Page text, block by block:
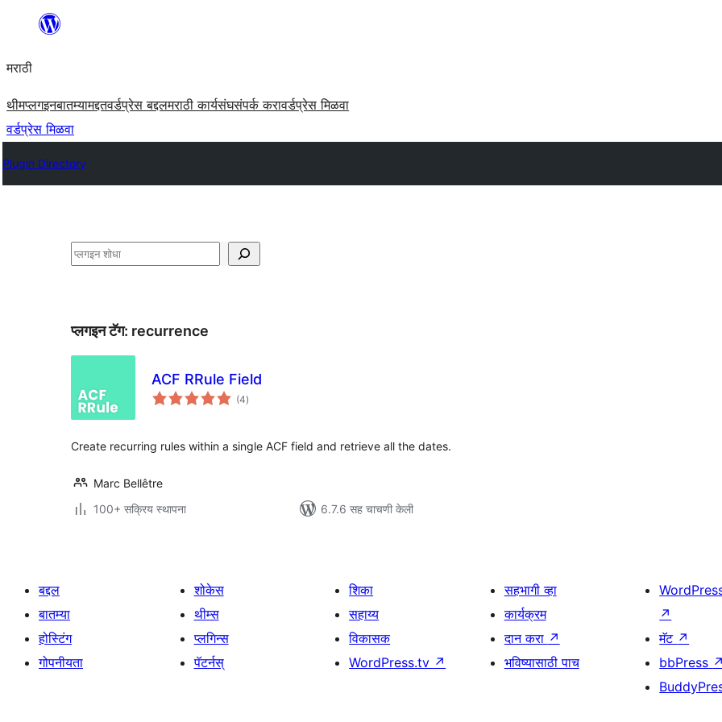
सामुग्रीवर
मराठी
थीमप्लगइनबातम्यामद्दतवर्डप्रेस बद्दलमराठी कार्यसंघसंपर्क करावर्डप्रेस मिळवा
वर्डप्रेस मिळवा
Plugin Directory
शोधा
प्लगइन टॅग: recurrence
ACF RRule Field
(4एकूण
मूल्यांकन
)
Create recurring rules within a single ACF field and retrieve all the dates.
Marc Bellêtre
100+ सक्रिय स्थापना
6.7.6 सह चाचणी केली
बद्दल
बातम्या
होस्टिंग
गोपनीयता
शोकेस
थीम्स
प्लगिन्स
पॅटर्नस्
शिका
सहाय्य
विकासक
WordPress.tv ↗
सहभागी व्हा
कार्यक्रम
दान करा ↗
भविष्यासाठी पाच
↗
मॅट ↗
bbPress ↗